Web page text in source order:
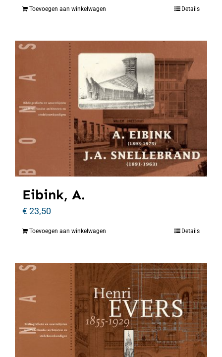
Toevoegen aan winkelwagen Details
Eibink, A.
€23,50
Toevoegen aan winkelwagen Details